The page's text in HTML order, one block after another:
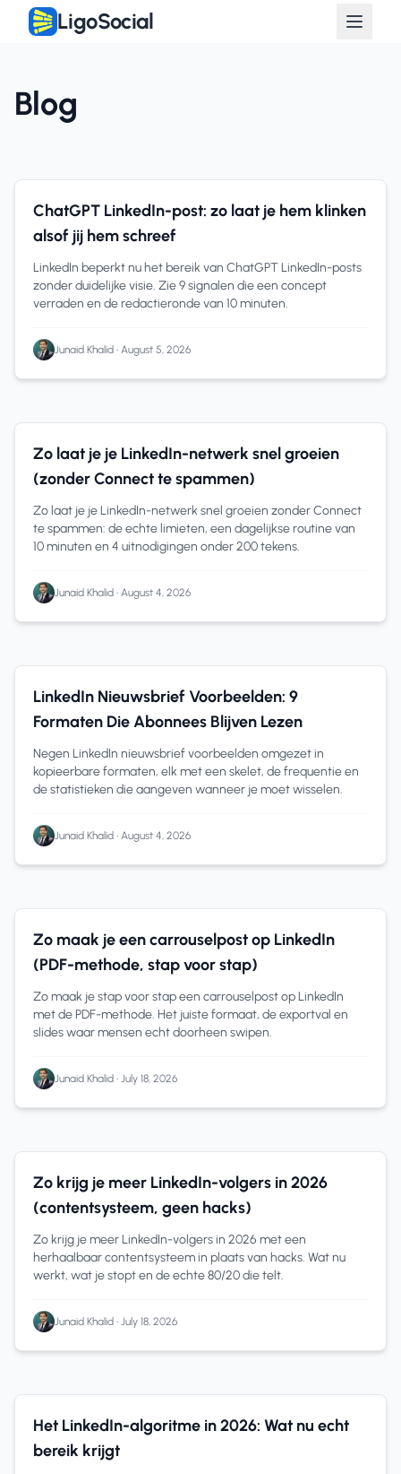
LigoSocial
Blog
chatgpt naar linkedin 16 min read
ChatGPT LinkedIn-post: zo laat je hem klinken
alsof jij hem schreef
LinkedIn beperkt nu het bereik van ChatGPT LinkedIn-posts
zonder duidelijke visie. Zie 9 signalen die een concept
verraden en de redactieronde van 10 minuten.
Junaid Khalid • August 5, 2026
how to grow network on linkedin 13 min read
Zo laat je je LinkedIn-netwerk snel groeien
(zonder Connect te spammen)
Zo laat je je LinkedIn-netwerk snel groeien zonder Connect
te spammen: de echte limieten, een dagelijkse routine van
10 minuten en 4 uitnodigingen onder 200 tekens.
Junaid Khalid • August 4, 2026
linkedin newsletter example
LinkedIn Nieuwsbrief Voorbeelden: 9
Formaten Die Abonnees Blijven Lezen
Negen LinkedIn nieuwsbrief voorbeelden omgezet in
kopieerbare formaten, elk met een skelet, de frequentie en
de statistieken die aangeven wanneer je moet wisselen.
Junaid Khalid • August 4, 2026
9 min read
Zo maak je een carrouselpost op LinkedIn
(PDF-methode, stap voor stap)
Zo maak je stap voor stap een carrouselpost op LinkedIn
met de PDF-methode. Het juiste formaat, de exportval en
slides waar mensen echt doorheen swipen.
Junaid Khalid • July 18, 2026
10 min read
Zo krijg je meer LinkedIn-volgers in 2026
(contentsysteem, geen hacks)
Zo krijg je meer LinkedIn-volgers in 2026 met een
herhaalbaar contentsysteem in plaats van hacks. Wat nu
werkt, wat je stopt en de echte 80/20 die telt.
Junaid Khalid • July 18, 2026
11 min read
Het LinkedIn-algoritme in 2026: Wat nu echt
bereik krijgt